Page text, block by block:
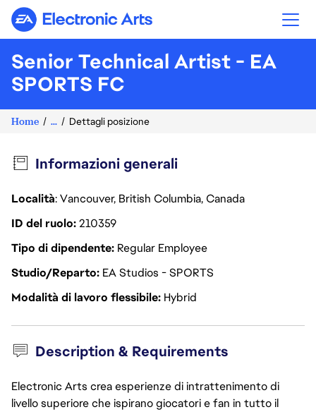
Electronic Arts
Senior Technical Artist - EA
SPORTS FC
Home ... Dettagli posizione
Informazioni generali
Località: Vancouver, British Columbia, Canada
ID del ruolo210359
Tipo di dipendente Regular Employee
Studio/Reparto EA Studios - SPORTS
Modalità di lavoro flessibile Hybrid
Description & Requirements
Electronic Arts crea esperienze di intrattenimento di
livello superiore che ispirano giocatori e fan in tutto il